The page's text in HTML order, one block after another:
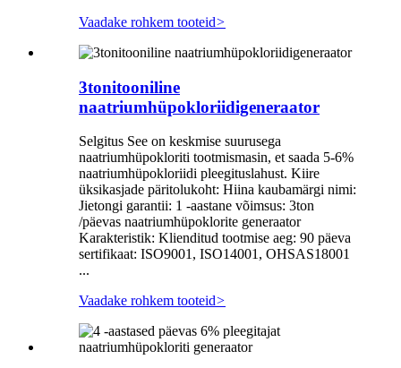
Vaadake rohkem tooteid>
3tonitooniline
naatriumhüpokloriidigeneraator
Selgitus See on keskmise suurusega
naatriumhüpokloriti tootmismasin, et saada 5-6%
naatriumhüpokloriidi pleegituslahust. Kiire
üksikasjade päritolukoht: Hiina kaubamärgi nimi:
Jietongi garantii: 1 -aastane võimsus: 3ton
/päevas naatriumhüpoklorite generaator
Karakteristik: Klienditud tootmise aeg: 90 päeva
sertifikaat: ISO9001, ISO14001, OHSAS18001
...
Vaadake rohkem tooteid>